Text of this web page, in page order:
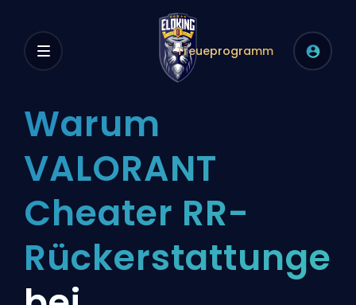
Treueprogramm
Warum
VALORANT
Cheater RR-
Rückerstattungen